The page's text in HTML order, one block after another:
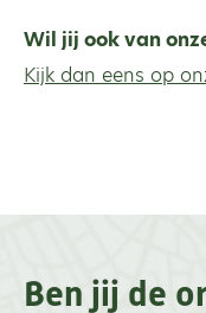
Wil jij ook van
Kijk dan eens op
Ben jij de